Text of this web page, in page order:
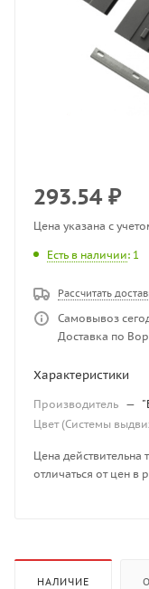
293.54 ₽
Цена указана с
Есть в наличии: 1
Рассчитать
Самовывоз
Доставка по
Характеристики
Производитель —
Цвет (Системы
Цена действительна
отличаться от цен в
НАЛИЧИЕ